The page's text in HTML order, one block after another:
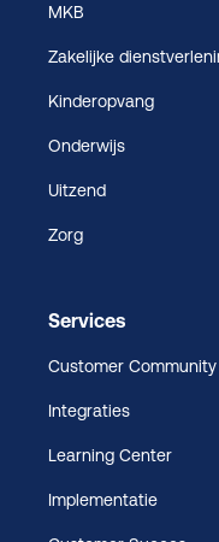
MKB
Zakelijke
Kinderopvang
Onderwijs
Uitzend
Zorg
Services
Customer Community
Integraties
Learning Center
Implementatie